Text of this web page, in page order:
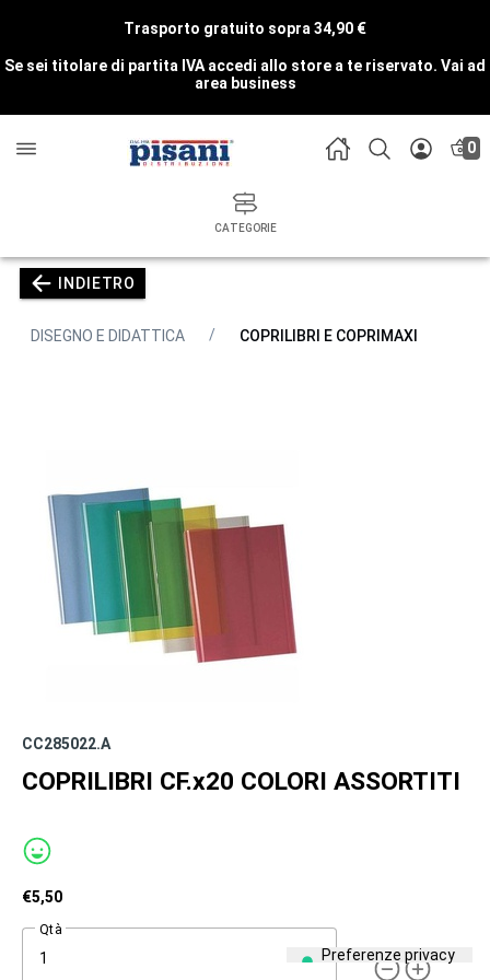
Trasporto gratuito sopra 34,90 €
Se sei titolare di partita IVA accedi allo store a te riservato. Vai ad
area business
0
CATEGORIE
INDIETRO
DISEGNO E DIDATTICA COPRILIBRI E COPRIMAXI
CC285022.A
COPRILIBRI CF.x20 COLORI ASSORTITI
€5,50
Qtà